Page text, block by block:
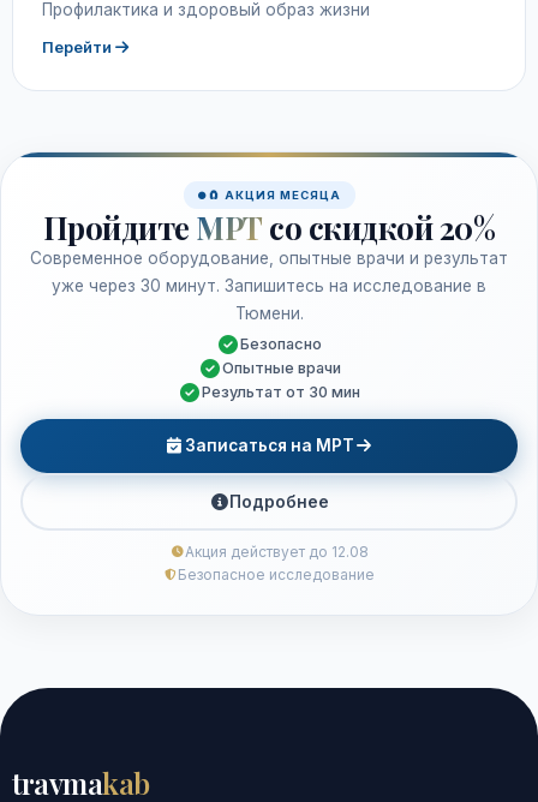
Профилактика и здоровый образ жизни
Перейти
🧲 АКЦИЯ МЕСЯЦА
Пройдите МРТ со скидкой 20%
Современное оборудование, опытные врачи и результат
уже через 30 минут. Запишитесь на исследование в
Тюмени.
Безопасно
Опытные врачи
Результат от 30 мин
Записаться на МРТ
Подробнее
Акция действует до 12.08
Безопасное исследование
travmakab